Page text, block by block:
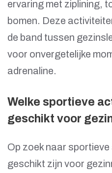
ervaring met ziplining,
bomen. Deze
de band tussen
voor onvergetelijke
adrenaline.
Welke sportieve
geschikt voor
Op zoek naar
geschikt zijn voor